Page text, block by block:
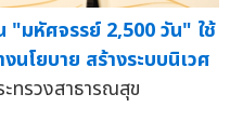
"มหัศจรรย์ 2,500 วัน" ใช้
โยบาย สร้างระบบนิเวศ
ทรวงสาธารณสุข